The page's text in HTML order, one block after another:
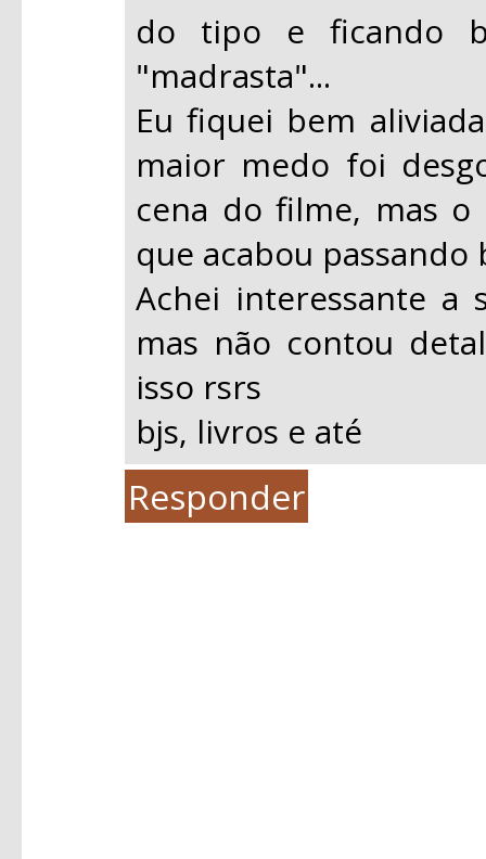
do tipo e ficando
"madrasta"...
Eu fiquei bem
maior medo foi
cena do filme, mas
que acabou passando
Achei interessante a
mas não contou
isso rsrs
bjs, livros e até
Responder